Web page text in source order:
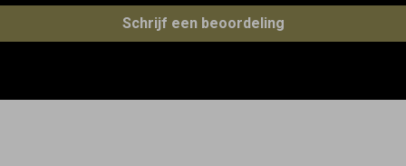
Gewicht
Schrijf een beoordeling